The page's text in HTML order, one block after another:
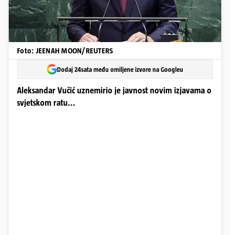
Foto: JEENAH MOON/REUTERS
Dodaj 24sata među omiljene izvore na Googleu
Aleksandar Vučić uznemirio je javnost novim izjavama o
svjetskom ratu...